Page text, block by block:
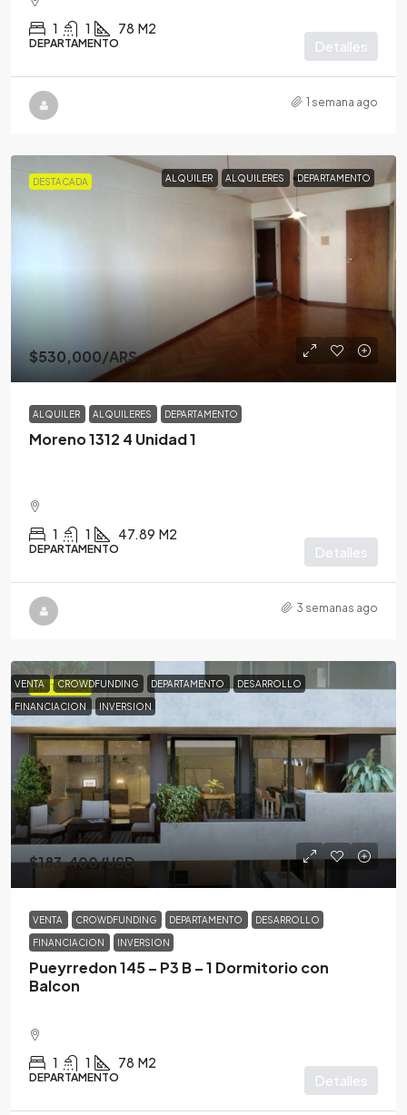
1 1 78 M2
DEPARTAMENTO Detalles
1 semana ago
DESTACADA ALQUILER ALQUILERES DEPARTAMENTO
$530,000/ARS
ALQUILER ALQUILERES DEPARTAMENTO
Moreno 1312 4 Unidad 1
1 1 47.89 M2
DEPARTAMENTO Detalles
3 semanas ago
DESTACADA
VENTA CROWDFUNDING DEPARTAMENTO DESARROLLO
FINANCIACION INVERSION
$183,400/USD
VENTA CROWDFUNDING DEPARTAMENTO DESARROLLO
FINANCIACION INVERSION
Pueyrredon 145 – P3 B – 1 Dormitorio con
Balcon
1 1 78 M2
DEPARTAMENTO Detalles